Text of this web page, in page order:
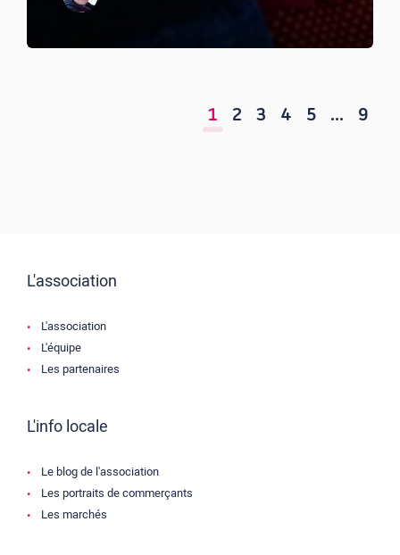
1 2 3 4 5 … 9
L'association
L'association
L'équipe
Les partenaires
L'info locale
Le blog de l'association
Les portraits de commerçants
Les marchés